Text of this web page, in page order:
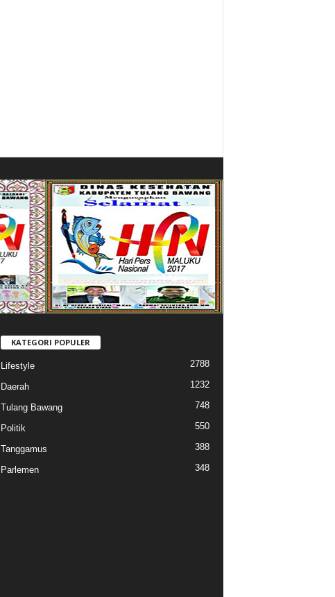
KATEGORI POPULER
Lifestyle 2788
Daerah 1232
Tulang Bawang 748
Politik 550
Tanggamus 388
Parlemen 348